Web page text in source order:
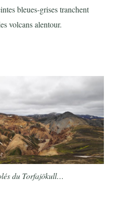
bleues-grises tranchent
volcans alentour.
du Torfajökull…